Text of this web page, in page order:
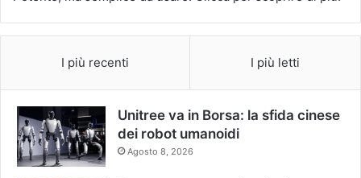
I più recenti I più letti
Unitree va in Borsa: la sfida cinese
dei robot umanoidi
Agosto 8, 2026